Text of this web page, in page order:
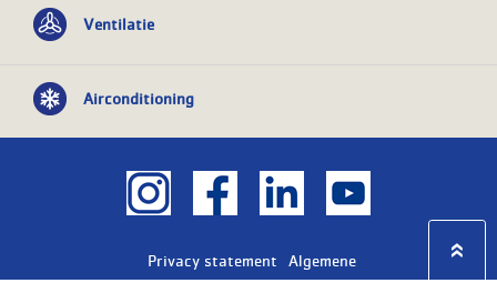
Ventilatie
Airconditioning
Privacy statement Algemene